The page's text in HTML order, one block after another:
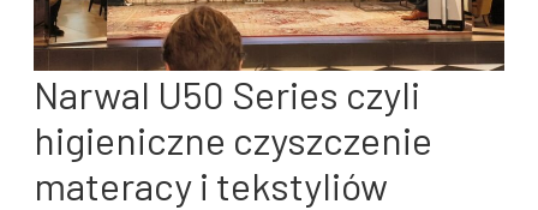
Narwal U50 Series czyli
higieniczne czyszczenie
materacy i tekstyliów